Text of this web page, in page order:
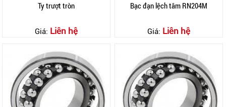
Ty trượt tròn
Giá: Liên hệ
Bạc đạn lệch tâm RN204M
Giá: Liên hệ